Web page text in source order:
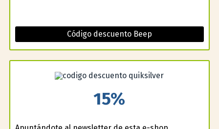
Código descuento Beep
15%